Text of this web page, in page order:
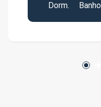
deseja mais
espaço para home
pavimento superior
Dorm.
Banho